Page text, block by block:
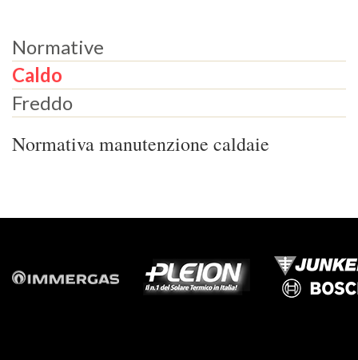
Normative
Caldo
Freddo
Normativa manutenzione caldaie